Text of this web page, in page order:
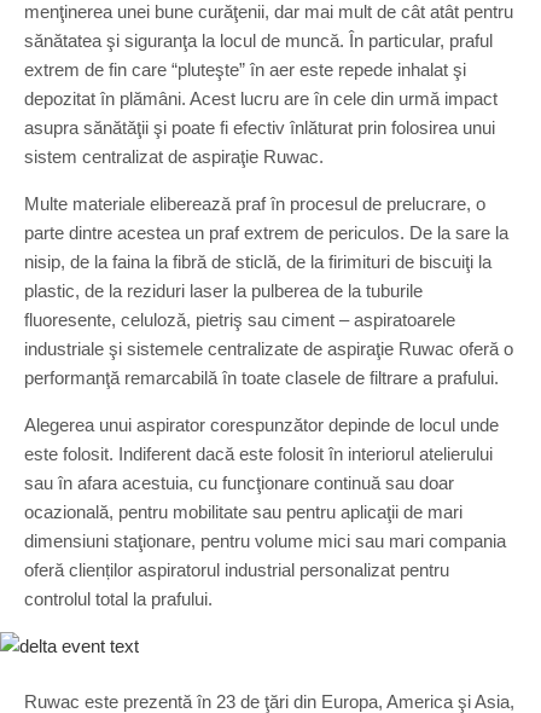
menţinerea unei bune curăţenii, dar mai mult de cât atât pentru
sănătatea şi siguranţa la locul de muncă. În particular, praful
extrem de fin care “pluteşte” în aer este repede inhalat şi
depozitat în plămâni. Acest lucru are în cele din urmă impact
asupra sănătăţii şi poate fi efectiv înlăturat prin folosirea unui
sistem centralizat de aspiraţie Ruwac.
Multe materiale eliberează praf în procesul de prelucrare, o
parte dintre acestea un praf extrem de periculos. De la sare la
nisip, de la faina la fibră de sticlă, de la firimituri de biscuiţi la
plastic, de la reziduri laser la pulberea de la tuburile
fluoresente, celuloză, pietriş sau ciment – aspiratoarele
industriale şi sistemele centralizate de aspiraţie Ruwac oferă o
performanţă remarcabilă în toate clasele de filtrare a prafului.
Alegerea unui aspirator corespunzător depinde de locul unde
este folosit. Indiferent dacă este folosit în interiorul atelierului
sau în afara acestuia, cu funcţionare continuă sau doar
ocazională, pentru mobilitate sau pentru aplicaţii de mari
dimensiuni staţionare, pentru volume mici sau mari compania
oferă clienților aspiratorul industrial personalizat pentru
controlul total la prafului.
Ruwac este prezentă în 23 de ţări din Europa, America şi Asia,